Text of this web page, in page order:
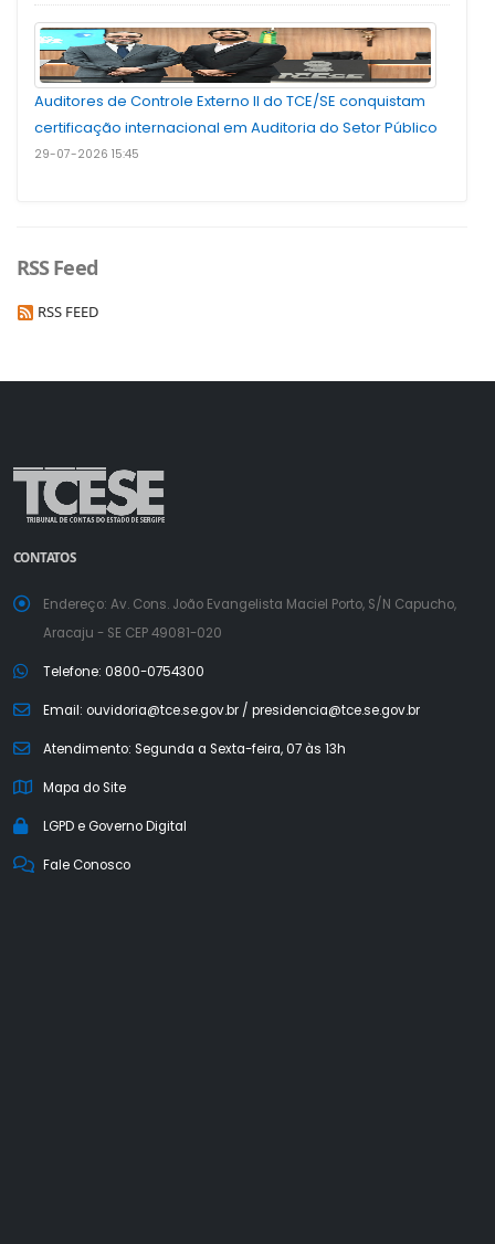
Auditores de Controle Externo II do TCE/SE conquistam
certificação internacional em Auditoria do Setor Público
29-07-2026 15:45
RSS Feed
RSS FEED
a a normal
CONTATOS
Endereço: Av. Cons. João Evangelista Maciel Porto, S/N Capucho,
Aracaju - SE CEP 49081-020
Telefone: 0800-0754300
Email: ouvidoria@tce.se.gov.br / presidencia@tce.se.gov.br
Atendimento: Segunda a Sexta-feira, 07 às 13h
Mapa do Site
LGPD e Governo Digital
Fale Conosco